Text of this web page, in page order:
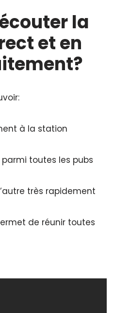
la
et en
à la station
toutes les pubs
très rapidement
de réunir toutes